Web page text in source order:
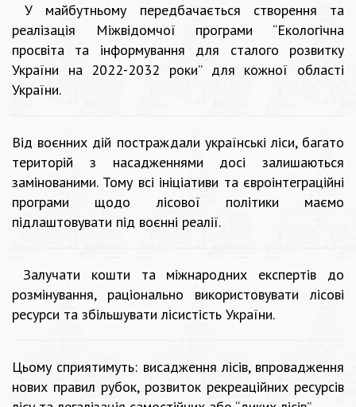
У майбутньому передбачається створення та
реалізація Міжвідомчої програми “Екологічна
просвіта та інформування для сталого розвитку
України на 2022-2032 роки” для кожної області
України.
Від воєнних дій постраждали українські ліси, багато
територій з насадженнями досі залишаються
замінованими. Тому всі ініціативи та євроінтеграційні
програми щодо лісової політики маємо
підлаштовувати під воєнні реалії.
Залучати кошти та міжнародних експертів до
розмінування, раціонально використовувати лісові
ресурси та збільшувати лісистість України.
Цьому сприятимуть: висадження лісів, впровадження
нових правил рубок, розвиток рекреаційних ресурсів